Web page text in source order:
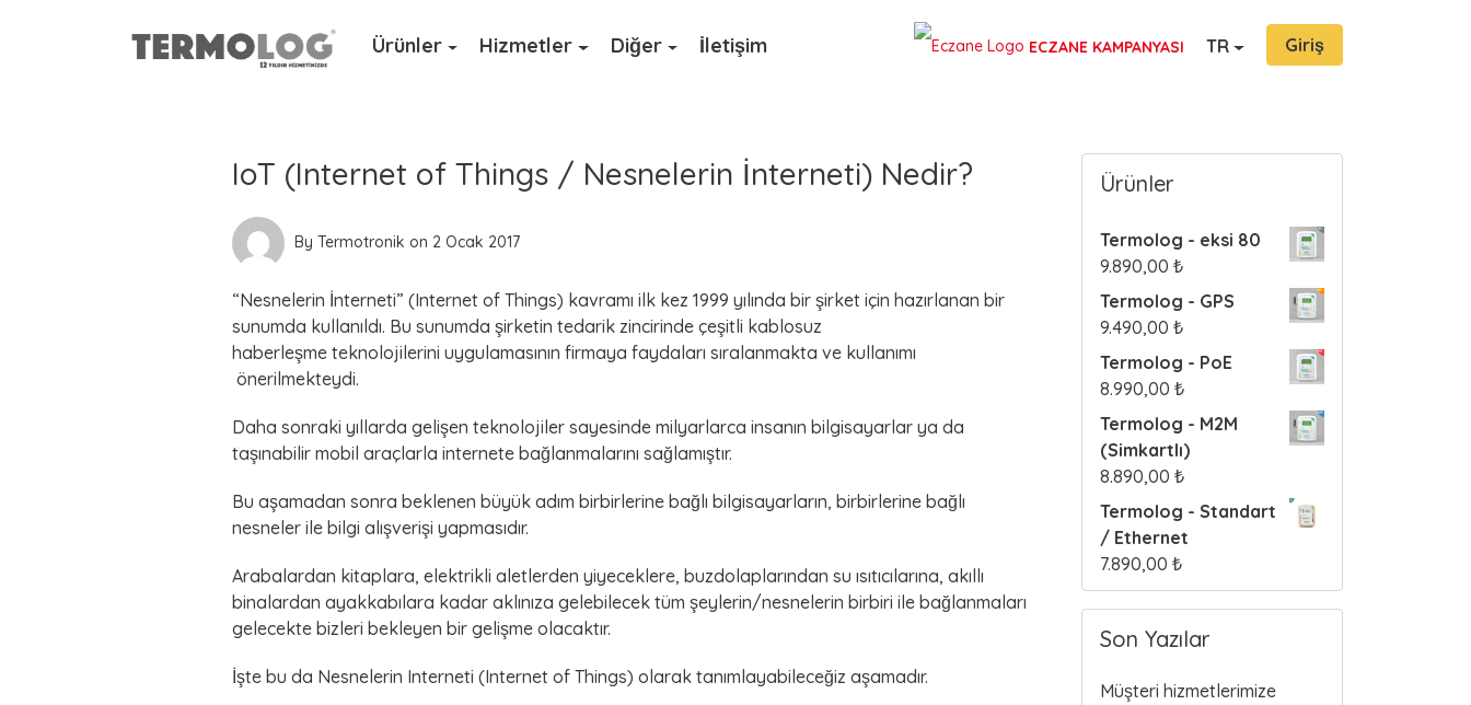
Ürünler Hizmetler Diğer İletişim ECZANE KAMPANYASI TR Giriş
IoT (Internet of Things / Nesnelerin İnterneti) Nedir?
By Termotronik on 2 Ocak 2017
“Nesnelerin İnterneti” (Internet of Things) kavramı ilk kez 1999 yılında bir şirket için hazırlanan bir
sunumda kullanıldı. Bu sunumda şirketin tedarik zincirinde çeşitli kablosuz
haberleşme teknolojilerini uygulamasının firmaya faydaları sıralanmakta ve kullanımı
önerilmekteydi.
Daha sonraki yıllarda gelişen teknolojiler sayesinde milyarlarca insanın bilgisayarlar ya da
taşınabilir mobil araçlarla internete bağlanmalarını sağlamıştır.
Bu aşamadan sonra beklenen büyük adım birbirlerine bağlı bilgisayarların, birbirlerine bağlı
nesneler ile bilgi alışverişi yapmasıdır.
Arabalardan kitaplara, elektrikli aletlerden yiyeceklere, buzdolaplarından su ısıtıcılarına, akıllı
binalardan ayakkabılara kadar aklınıza gelebilecek tüm şeylerin/nesnelerin birbiri ile bağlanmaları
gelecekte bizleri bekleyen bir gelişme olacaktır.
İşte bu da Nesnelerin Interneti (Internet of Things) olarak tanımlayabileceğiz aşamadır.
Ürünler
Termolog - eksi 80
9.890,00 ₺
Termolog - GPS
9.490,00 ₺
Termolog - PoE
8.990,00 ₺
Termolog - M2M
(Simkartlı)
8.890,00 ₺
Termolog - Standart
/ Ethernet
7.890,00 ₺
Son Yazılar
Müşteri hizmetlerimize